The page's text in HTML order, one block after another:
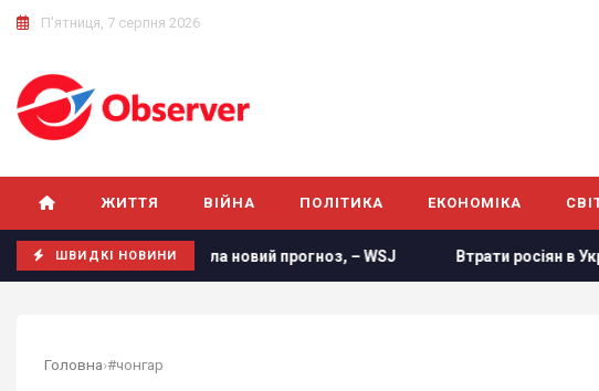
П'ятниця, 7 серпня 2026
ЖИТТЯ ВІЙНА ПОЛІТИКА ЕКОНОМІКА
ШВИДКІ НОВИНИ
США опублікувала новий прогноз, – WSJ Втрати росіян в Україні
Головна›#чонгар